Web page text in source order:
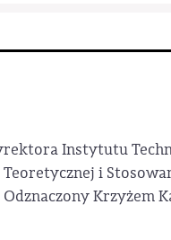
Instytutu
i
Krzyżem